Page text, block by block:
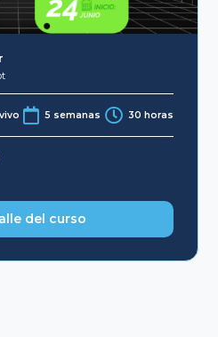
5 semanas 30 horas
del curso